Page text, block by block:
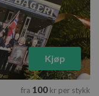
Kjøp
fra 100 kr per stykk